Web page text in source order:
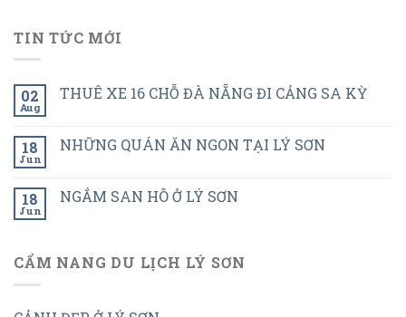
TIN TỨC MỚI
02
Aug
THUÊ XE 16 CHỖ ĐÀ NẴNG ĐI CẢNG SA KỲ
18
Jun
NHỮNG QUÁN ĂN NGON TẠI LÝ SƠN
18
Jun
NGẮM SAN HÔ Ở LÝ SƠN
CẨM NANG DU LỊCH LÝ SƠN